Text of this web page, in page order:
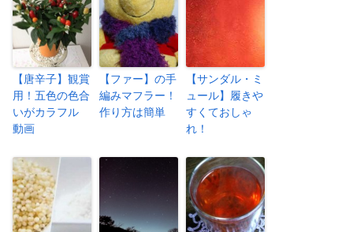
【唐辛子】観賞
用！五色の色合
いがカラフル
動画
【ファー】の手
編みマフラー！
作り方は簡単
【サンダル・ミ
ュール】履きや
すくておしゃ
れ！